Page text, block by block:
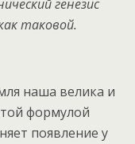
генезис
таковой.
наша велика и
формулой
появление у